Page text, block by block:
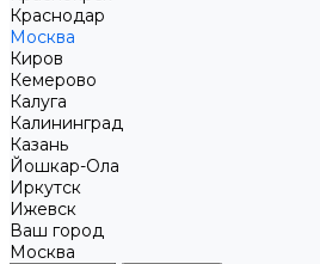
Краснодар
Москва
Киров
Кемерово
Калуга
Калининград
Казань
Йошкар-Ола
Иркутск
Ижевск
Ваш город
Москва